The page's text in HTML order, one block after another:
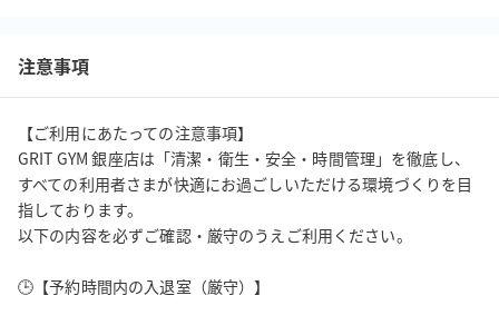
だけます。
✅ スペース概要
・完全個室（約54㎡）／最大8名
・年中無休｜営業時間 4:00〜24:00
🏋️ 主な設備・アメニティ
・可変式ダンベル（FLEXBELL 〜32kg）／軽量ダンベル
注意事項
【ご利用にあたっての注意事項】
GRIT GYM 銀座店は「清潔・衛生・安全・時間管理」を徹底し、
すべての利用者さまが快適にお過ごしいただける環境づくりを目
指しております。
以下の内容を必ずご確認・厳守のうえご利用ください。
🕒【予約時間内の入退室（厳守）】